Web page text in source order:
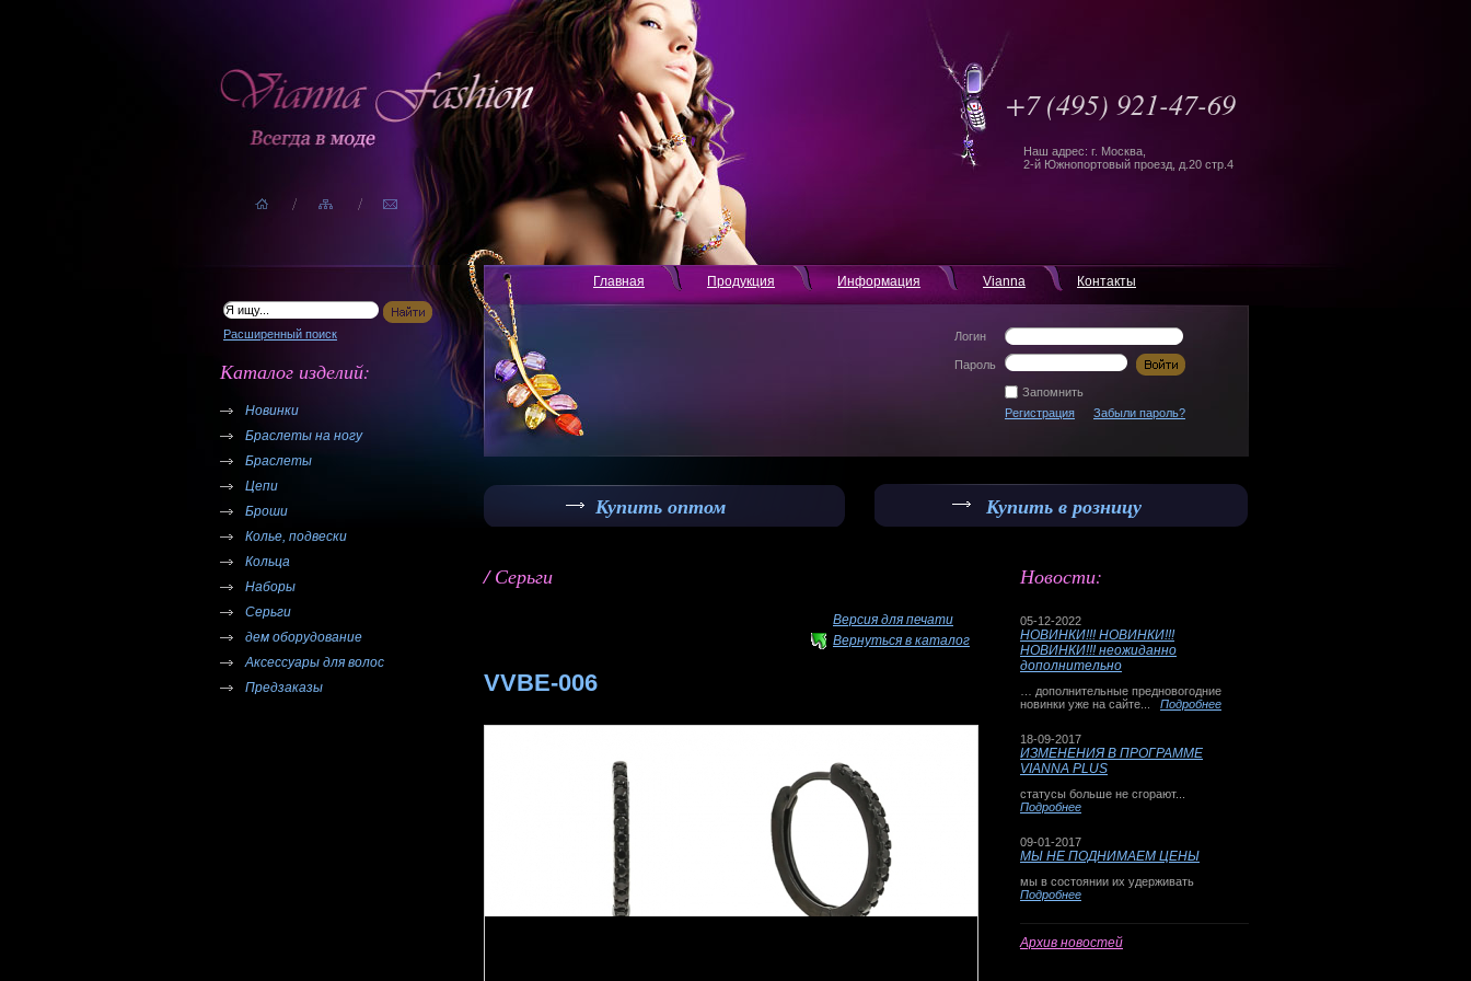
+7 (495) 921-47-69
Наш адрес: г. Москва,
2-й Южнопортовый проезд, д.20 стр.4
Расширенный поиск
Каталог изделий:
Новинки
Браслеты на ногу
Браслеты
Цепи
Броши
Колье, подвески
Кольца
Наборы
Серьги
дем оборудование
Аксессуары для волос
Предзаказы
Главная Продукция Информация Vianna Контакты
Логин
Пароль
Запомнить
Регистрация
Забыли пароль?
Купить оптом Купить в розницу
/ Серьги
Версия для печати
Вернуться в каталог
VVBE-006
Новости:
05-12-2022
НОВИНКИ!!! НОВИНКИ!!!
НОВИНКИ!!! неожиданно
дополнительно
… дополнительные предновогодние
новинки уже на сайте... Подробнее
18-09-2017
ИЗМЕНЕНИЯ В ПРОГРАММЕ
VIANNA PLUS
статусы больше не сгорают...
Подробнее
09-01-2017
МЫ НЕ ПОДНИМАЕМ ЦЕНЫ
мы в состоянии их удерживать
Подробнее
Архив новостей